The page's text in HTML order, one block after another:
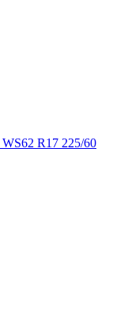
R17 225/60